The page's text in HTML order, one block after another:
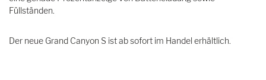
Füllständen.
Der neue Grand Canyon S ist ab sofort im Handel erhältlich.